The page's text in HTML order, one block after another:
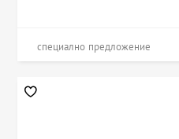
специално предложение